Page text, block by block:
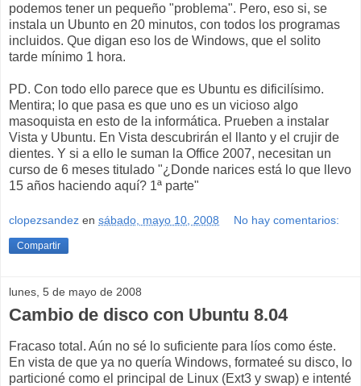
podemos tener un pequeño "problema". Pero, eso si, se
instala un Ubunto en 20 minutos, con todos los programas
incluidos. Que digan eso los de Windows, que el solito
tarde mínimo 1 hora.
PD. Con todo ello parece que es Ubuntu es dificilísimo.
Mentira; lo que pasa es que uno es un vicioso algo
masoquista en esto de la informática. Prueben a instalar
Vista y Ubuntu. En Vista descubrirán el llanto y el crujir de
dientes. Y si a ello le suman la Office 2007, necesitan un
curso de 6 meses titulado "¿Donde narices está lo que llevo
15 años haciendo aquí? 1ª parte"
clopezsandez en sábado, mayo 10, 2008 No hay comentarios:
Compartir
lunes, 5 de mayo de 2008
Cambio de disco con Ubuntu 8.04
Fracaso total. Aún no sé lo suficiente para líos como éste.
En vista de que ya no quería Windows, formateé su disco, lo
particioné como el principal de Linux (Ext3 y swap) e intenté